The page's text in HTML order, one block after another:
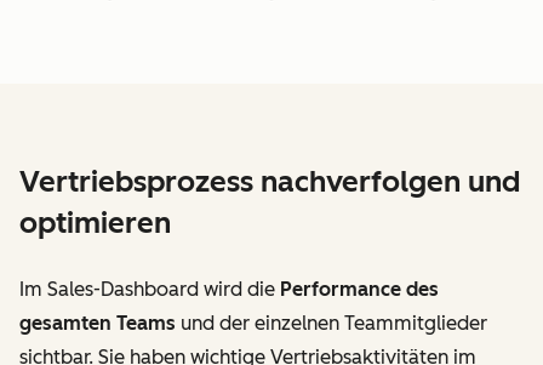
Vertriebsprozess nachverfolgen und
optimieren
Im Sales-Dashboard wird die Performance des
gesamten Teams und der einzelnen Teammitglieder
sichtbar. Sie haben wichtige Vertriebsaktivitäten im